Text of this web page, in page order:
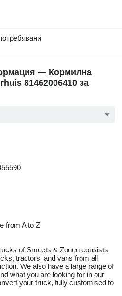
— Кормилна
81462006410 за
from A to Z
of Smeets & Zonen consists
tractors, and vans from all
We also have a large range of
what you are looking for in our
your truck, fully customised to